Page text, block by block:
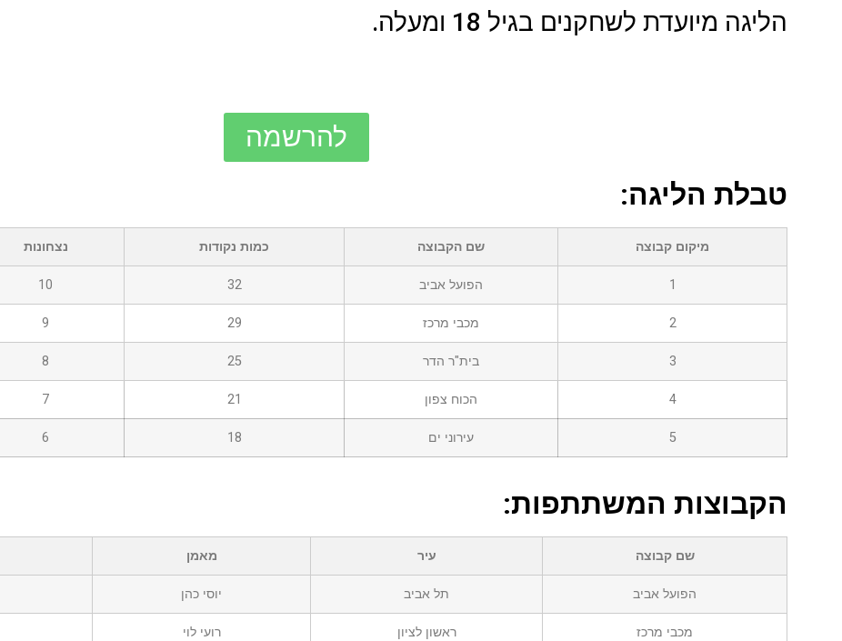
הליגה מיועדת לשחקנים בגיל 18 ומעלה.
להרשמה
טבלת הליגה:
מיקום קבוצה שם הקבוצה כמות נקודות נצחונות
1 הפועל אביב 32
10
2 מכבי מרכז 29
9
3 בית"ר הדר 25
8
4 הכוח צפון 21
7
5 עירוני ים 18
6
הקבוצות המשתתפות:
שם קבוצה עיר מאמן
הפועל אביב תל אביב יוסי כהן
מכבי מרכז ראשון לציון רועי לוי